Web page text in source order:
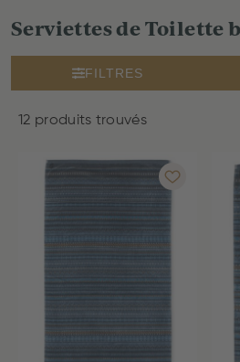
Serviettes de Toilette
FILTRES
12 produits trouvés